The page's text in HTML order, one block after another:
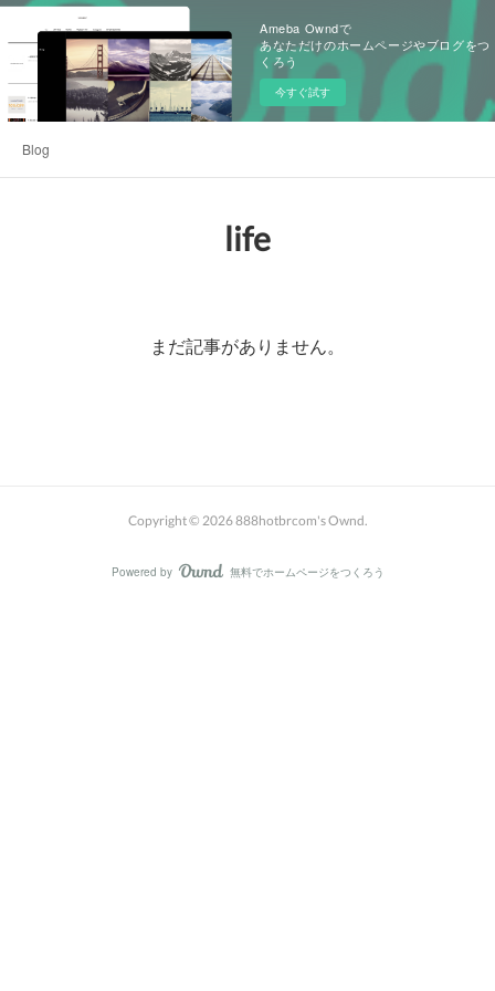
Ameba Owndで
あなただけのホームページやブログをつ
くろう
今すぐ試す
Blog
life
まだ記事がありません。
Copyright © 2026888hotbrcom's Ownd.
Powered by AmebaOwnd
無料でホームページをつくろう